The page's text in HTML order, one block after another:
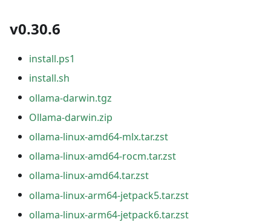
v0.30.6
install.ps1
install.sh
ollama-darwin.tgz
Ollama-darwin.zip
ollama-linux-amd64-mlx.tar.zst
ollama-linux-amd64-rocm.tar.zst
ollama-linux-amd64.tar.zst
ollama-linux-arm64-jetpack5.tar.zst
ollama-linux-arm64-jetpack6.tar.zst